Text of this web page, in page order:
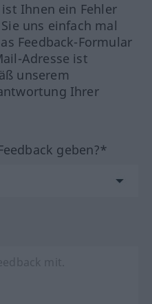
Ihnen ein Fehler
uns einfach mal
Feedback-Formular
Adresse ist
unserem
Ihrer
geben?*